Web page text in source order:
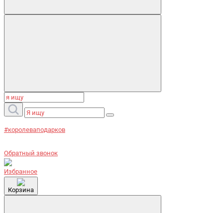
#королеваподарков
Обратный звонок
Избранное
Корзина